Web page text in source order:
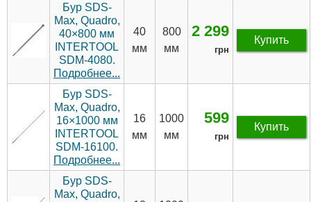
Бур SDS-
Max, Quadro,
40×800 мм
INTERTOOL
SDM-4080.
Подробнее...
40
мм
800
мм
2 299
грн
Купить
Бур SDS-
Max, Quadro,
16×1000 мм
INTERTOOL
SDM-16100.
Подробнее...
16
мм
1000
мм
599
грн
Купить
Бур SDS-
Max, Quadro,